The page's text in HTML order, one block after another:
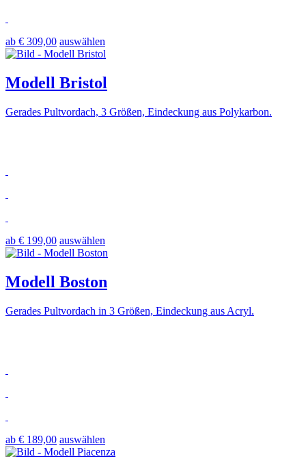
ab € 309,00 auswählen
Modell Bristol
Gerades Pultvordach, 3 Größen, Eindeckung aus Polykarbon.
ab € 199,00 auswählen
Modell Boston
Gerades Pultvordach in 3 Größen, Eindeckung aus Acryl.
ab € 189,00 auswählen